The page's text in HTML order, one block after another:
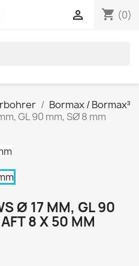
shopping_cart (0)

Bormax / Bormax³
GL 90 mm, SØ 8 mm
Ø 17 MM, GL 90
8 X 50 MM